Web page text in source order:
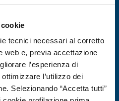
tecnici necessari al corretto
web e, previa accettazione
l’esperienza di
l’utilizzo dei
Selezionando “Accetta tutti”
DISCOVER MORE →
dicembre 2026